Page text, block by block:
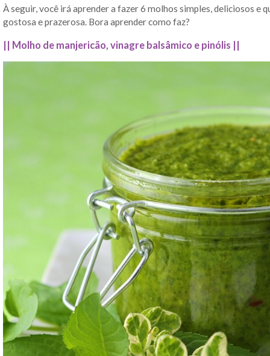
À seguir, você irá aprender a fazer 6 molhos simples, deliciosos e
gostosa e prazerosa. Bora aprender como faz?
|| Molho de manjericão, vinagre balsâmico e pinólis ||